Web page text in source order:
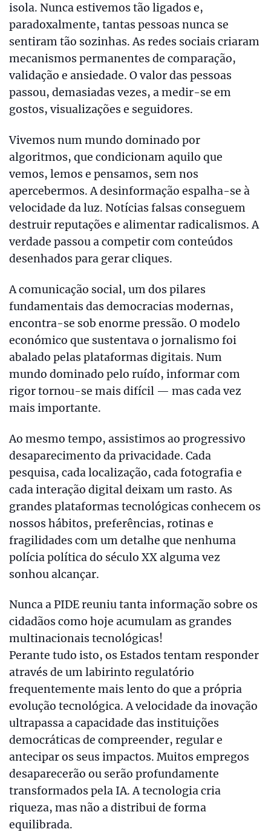
isola. Nunca estivemos tão ligados e,
paradoxalmente, tantas pessoas nunca se
sentiram tão sozinhas. As redes sociais criaram
mecanismos permanentes de comparação,
validação e ansiedade. O valor das pessoas
passou, demasiadas vezes, a medir-se em
gostos, visualizações e seguidores.
Vivemos num mundo dominado por
algoritmos, que condicionam aquilo que
vemos, lemos e pensamos, sem nos
apercebermos. A desinformação espalha-se à
velocidade da luz. Notícias falsas conseguem
destruir reputações e alimentar radicalismos. A
verdade passou a competir com conteúdos
desenhados para gerar cliques.
A comunicação social, um dos pilares
fundamentais das democracias modernas,
encontra-se sob enorme pressão. O modelo
económico que sustentava o jornalismo foi
abalado pelas plataformas digitais. Num
mundo dominado pelo ruído, informar com
rigor tornou-se mais difícil — mas cada vez
mais importante.
Ao mesmo tempo, assistimos ao progressivo
desaparecimento da privacidade. Cada
pesquisa, cada localização, cada fotografia e
cada interação digital deixam um rasto. As
grandes plataformas tecnológicas conhecem os
nossos hábitos, preferências, rotinas e
fragilidades com um detalhe que nenhuma
polícia política do século XX alguma vez
sonhou alcançar.
Nunca a PIDE reuniu tanta informação sobre os
cidadãos como hoje acumulam as grandes
multinacionais tecnológicas!
Perante tudo isto, os Estados tentam responder
através de um labirinto regulatório
frequentemente mais lento do que a própria
evolução tecnológica. A velocidade da inovação
ultrapassa a capacidade das instituições
democráticas de compreender, regular e
antecipar os seus impactos. Muitos empregos
desaparecerão ou serão profundamente
transformados pela IA. A tecnologia cria
riqueza, mas não a distribui de forma
equilibrada.